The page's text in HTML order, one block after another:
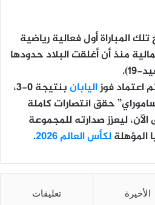
المباراة أول فعالية رياضية
منذ أن أغلقت البلاد حدودها
19).
اعتماد فوزاليابان
بنتيجة 0-3،
حقق انتصارات كاملة
ليعزز صدارته للمجموعة
المؤهلةلكأس العالم 2026 .
الأخيرة تعليقات